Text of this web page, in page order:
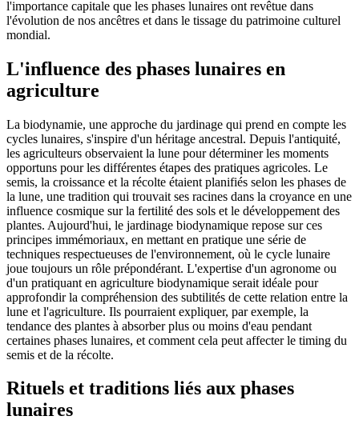
l'importance capitale que les phases lunaires ont revêtue dans
l'évolution de nos ancêtres et dans le tissage du patrimoine culturel
mondial.
L'influence des phases lunaires en
agriculture
La biodynamie, une approche du jardinage qui prend en compte les
cycles lunaires, s'inspire d'un héritage ancestral. Depuis l'antiquité,
les agriculteurs observaient la lune pour déterminer les moments
opportuns pour les différentes étapes des pratiques agricoles. Le
semis, la croissance et la récolte étaient planifiés selon les phases de
la lune, une tradition qui trouvait ses racines dans la croyance en une
influence cosmique sur la fertilité des sols et le développement des
plantes. Aujourd'hui, le jardinage biodynamique repose sur ces
principes immémoriaux, en mettant en pratique une série de
techniques respectueuses de l'environnement, où le cycle lunaire
joue toujours un rôle prépondérant. L'expertise d'un agronome ou
d'un pratiquant en agriculture biodynamique serait idéale pour
approfondir la compréhension des subtilités de cette relation entre la
lune et l'agriculture. Ils pourraient expliquer, par exemple, la
tendance des plantes à absorber plus ou moins d'eau pendant
certaines phases lunaires, et comment cela peut affecter le timing du
semis et de la récolte.
Rituels et traditions liés aux phases
lunaires